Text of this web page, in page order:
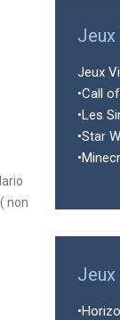
non
Jeux
Jeux
•Call
•Les
•Star
Jeux